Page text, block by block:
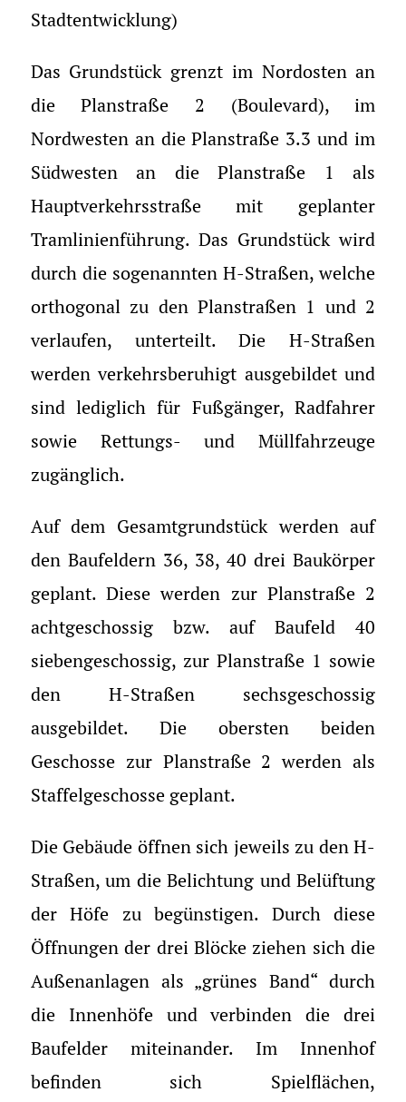
Stadtentwicklung)
Das Grundstück grenzt im Nordosten an
die Planstraße 2 (Boulevard), im
Nordwesten an die Planstraße 3.3 und im
Südwesten an die Planstraße 1 als
Hauptverkehrsstraße mit geplanter
Tramlinienführung. Das Grundstück wird
durch die sogenannten H-Straßen, welche
orthogonal zu den Planstraßen 1 und 2
verlaufen, unterteilt. Die H-Straßen
werden verkehrsberuhigt ausgebildet und
sind lediglich für Fußgänger, Radfahrer
sowie Rettungs- und Müllfahrzeuge
zugänglich.
Auf dem Gesamtgrundstück werden auf
den Baufeldern 36, 38, 40 drei Baukörper
geplant. Diese werden zur Planstraße 2
achtgeschossig bzw. auf Baufeld 40
siebengeschossig, zur Planstraße 1 sowie
den H-Straßen sechsgeschossig
ausgebildet. Die obersten beiden
Geschosse zur Planstraße 2 werden als
Staffelgeschosse geplant.
Die Gebäude öffnen sich jeweils zu den H-
Straßen, um die Belichtung und Belüftung
der Höfe zu begünstigen. Durch diese
Öffnungen der drei Blöcke ziehen sich die
Außenanlagen als „grünes Band“ durch
die Innenhöfe und verbinden die drei
Baufelder miteinander. Im Innenhof
befinden sich Spielflächen,